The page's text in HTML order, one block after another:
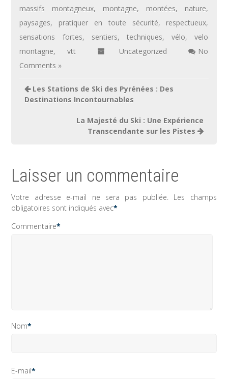
massifs montagneux, montagne, montées, nature,
paysages, pratiquer en toute sécurité, respectueux,
sensations fortes, sentiers,techniques,vélo,velo
montagne,vtt Uncategorized
No
Comments »
Navigation
de
Les Stations de Ski des Pyrénées : Des
Destinations Incontournables
La Majesté du Ski : Une Expérience
Transcendante sur les Pistes
Laisser un commentaire
Votre adresse e-mail ne sera pas publiée. Les champs
obligatoires sont indiqués avec*
Commentaire*
Nom*
E-mail*